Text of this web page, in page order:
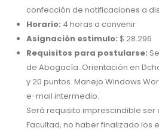
confección de notificaciones a
Horario: 4 horas a convenir
Asignación estimulo: $ 28.296
Requisitos para postularse:
de Abogacía. Orientación en
y 20 puntos. Manejo Windows
e-mail intermedio.
Será requisito imprescindible
Facultad, no haber finalizado los